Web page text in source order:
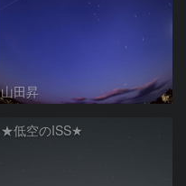
山田昇
★低空のISS★